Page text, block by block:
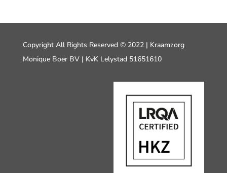
Copyright All Rights Reserved © 2022 | Kraamzorg
Monique Boer BV | KvK Lelystad 51651610